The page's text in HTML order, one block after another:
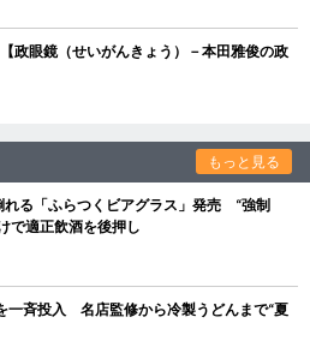
政眼鏡（せいがんきょう）－本田雅俊の政
もっと見る
れる「ふらつくビアグラス」発売 “強制
で適正飲酒を後押し
一斉投入 名店監修から冷製うどんまで“夏